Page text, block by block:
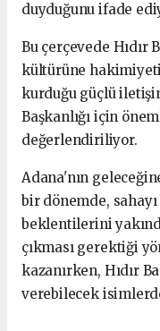
duyduğunu ifade
Bu çerçevede Hıdır
kültürüne
kurduğu güçlü
Başkanlığı için
değerlendiriliyor.
Adana'nın
bir dönemde,
beklentilerini
çıkması gerektiği
kazanırken, Hıdır
verebilecek